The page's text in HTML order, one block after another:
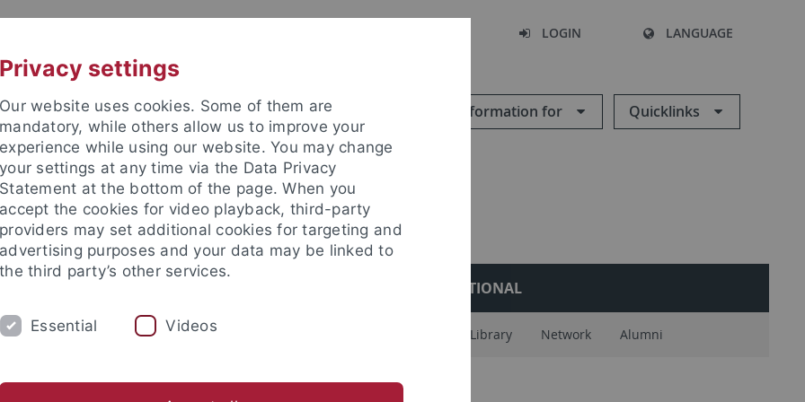
LOGIN LANGUAGE
Information for Quicklinks
INTERNATIONAL
Gemeinsame Seminarverwaltung Library Network Alumni
Theology
Privacy settings
Our website uses cookies. Some of them are
mandatory, while others allow us to improve your
experience while using our website. You may change
your settings at any time via the Data Privacy
Statement at the bottom of the page. When you
accept the cookies for video playback, third-party
providers may set additional cookies for targeting and
advertising purposes and your data may be linked to
the third party’s other services.
Essential Videos